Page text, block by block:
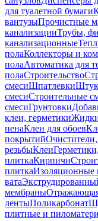
для туалетной бумаги
вантузыПрочистные
канализацииТрубы,
канализационные
полаКоллекторы и
полаАвтоматика для
полаСтроительство
смесиШпатлевки
смесиСтроительные
смесиГрунтовки
клеи, герметики
пенаКлеи для обоев
покрытий
резьбыКлеи
плиткаКирпичи
плиткаИзоляционные
вата
мембраны
лентыПоликарбонат
плитные и